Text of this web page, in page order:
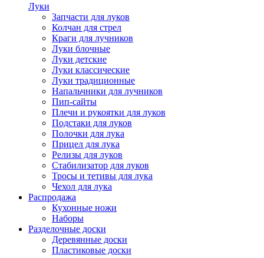
Луки
Запчасти для луков
Колчан для стрел
Краги для лучников
Луки блочные
Луки детские
Луки классические
Луки традиционные
Напальчники для лучников
Пип-сайты
Плечи и рукоятки для луков
Подстаки для луков
Полочки для лука
Прицел для лука
Релизы для луков
Стабилизатор для луков
Тросы и тетивы для лука
Чехол для лука
Распродажа
Кухонные ножи
Наборы
Разделочные доски
Деревянные доски
Пластиковые доски